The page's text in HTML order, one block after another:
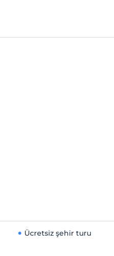
Ücretsiz şehir turu